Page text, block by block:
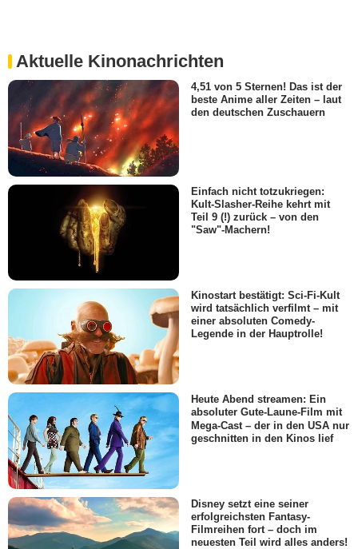
Aktuelle Kinonachrichten
4,51 von 5 Sternen! Das ist der
beste Anime aller Zeiten – laut
den deutschen Zuschauern
Einfach nicht totzukriegen:
Kult-Slasher-Reihe kehrt mit
Teil 9 (!) zurück – von den
"Saw"-Machern!
Kinostart bestätigt: Sci-Fi-Kult
wird tatsächlich verfilmt – mit
einer absoluten Comedy-
Legende in der Hauptrolle!
Heute Abend streamen: Ein
absoluter Gute-Laune-Film mit
Mega-Cast – der in den USA nur
geschnitten in den Kinos lief
Disney setzt eine seiner
erfolgreichsten Fantasy-
Filmreihen fort – doch im
neuesten Teil wird alles anders!